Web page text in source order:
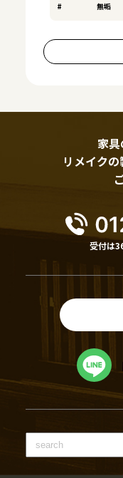
無垢
家具
リメイク
受付は